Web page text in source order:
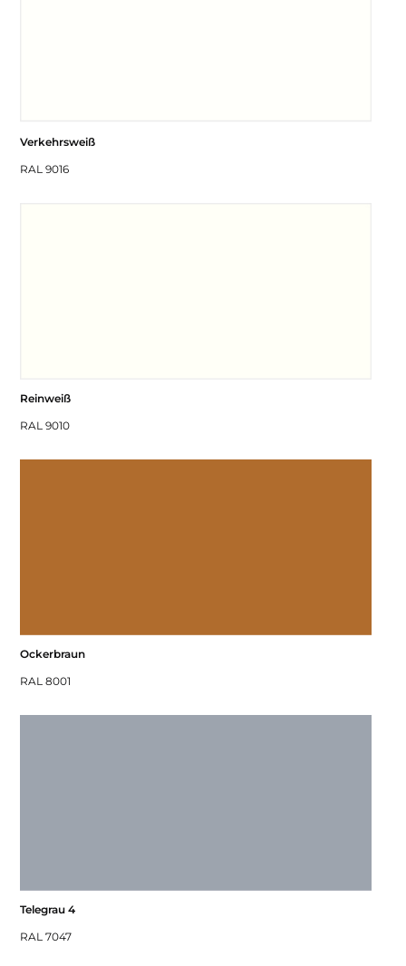
Verkehrsweiß
RAL 9016
Reinweiß
RAL 9010
Ockerbraun
RAL 8001
Telegrau 4
RAL 7047